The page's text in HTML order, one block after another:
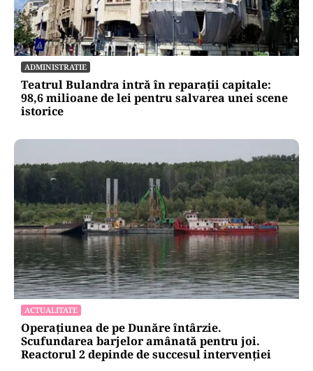
ADMINISTRATIE
Teatrul Bulandra intră în reparații capitale:
98,6 milioane de lei pentru salvarea unei scene
istorice
ACTUALITATE
Operațiunea de pe Dunăre întârzie.
Scufundarea barjelor amânată pentru joi.
Reactorul 2 depinde de succesul intervenției